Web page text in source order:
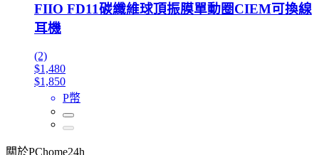
FIIO FD11碳纖維球頂振膜單動圈CIEM可換線
耳機
(2)
$1,480
$1,850
P幣
關於PChome24h